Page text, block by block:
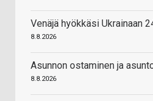
Venäjä hyökkäsi Ukrainaan
8.8.2026
Asunnon ostaminen ja
8.8.2026